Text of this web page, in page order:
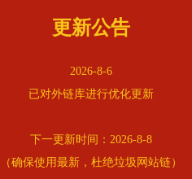
化作弊吗？ 超级外链只是一个简便而集成
作弊。如果是作弊，那您可以使用超级外
接可行吗？
您可以到站长论坛发布外链，到友情链接
链不同于普通的外链，它是动态的链接，
升流量和外链，
是否收录
更新公告
2026-8-6
已对外链库进行优化更新
下一更新时间：2026-8-8
（确保使用最新，杜绝垃圾网站链）